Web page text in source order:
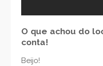
O que achou do
conta!
Beijo!